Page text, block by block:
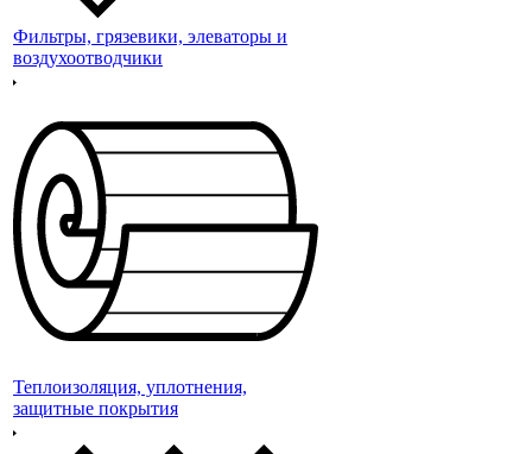
Фильтры, грязевики, элеваторы и
воздухоотводчики
Теплоизоляция, уплотнения,
защитные покрытия